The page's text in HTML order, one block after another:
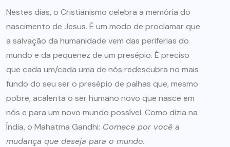
Nestes dias, o Cristianismo celebra a memória do
nascimento de Jesus. É um modo de proclamar que
a salvação da humanidade vem das periferias do
mundo e da pequenez de um presépio. É preciso
que cada um/cada uma de nós redescubra no mais
fundo do seu ser o presépio de palhas que, mesmo
pobre, acalenta o ser humano novo que nasce em
nós e para um novo mundo possível. Como dizia na
Índia, o Mahatma Gandhi: Comece por você a
mudança que deseja para o mundo.